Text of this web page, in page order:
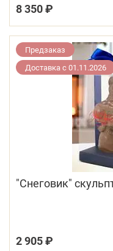
8 350 ₽
Предзаказ
Доставка с 01.11.2026
"Снеговик"
2 905 ₽